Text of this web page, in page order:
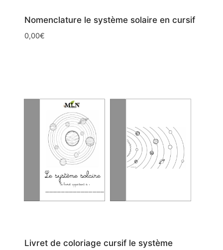
Nomenclature le système solaire en cursif
0,00€
Livret de coloriage cursif le système